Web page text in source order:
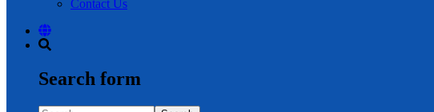
Contact Us
Search form